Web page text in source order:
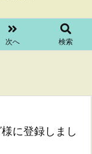
次へ 検索
に登録しまし